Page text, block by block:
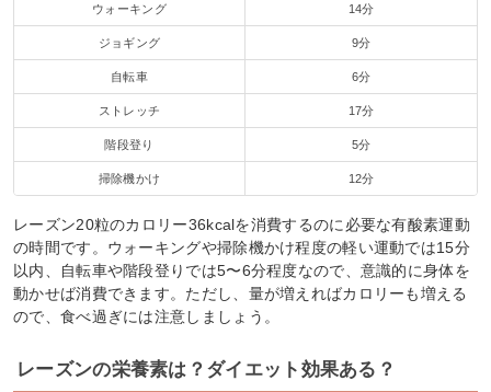
ウォーキング 14分
ジョギング 9分
自転車 6分
ストレッチ 17分
階段登り 5分
掃除機かけ 12分
レーズン20粒のカロリー36kcalを消費するのに必要な有酸素運動
の時間です。ウォーキングや掃除機かけ程度の軽い運動では15分
以内、自転車や階段登りでは5〜6分程度なので、意識的に身体を
動かせば消費できます。ただし、量が増えればカロリーも増える
ので、食べ過ぎには注意しましょう。
レーズンの栄養素は？ダイエット効果ある？